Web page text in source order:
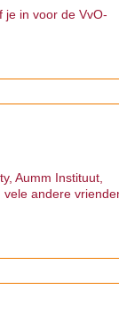
je in voor de VvO-
Aumm Instituut,
vele andere